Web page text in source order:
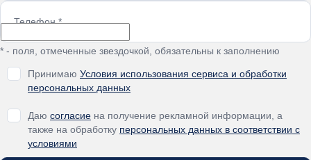
Телефон*
* - поля, отмеченные звездочкой, обязательны к заполнению
Принимаю Условия использования сервиса и обработки
персональных данных
Даю согласие на получение рекламной информации, а
также на обработку персональных данных в соответствии с
условиями